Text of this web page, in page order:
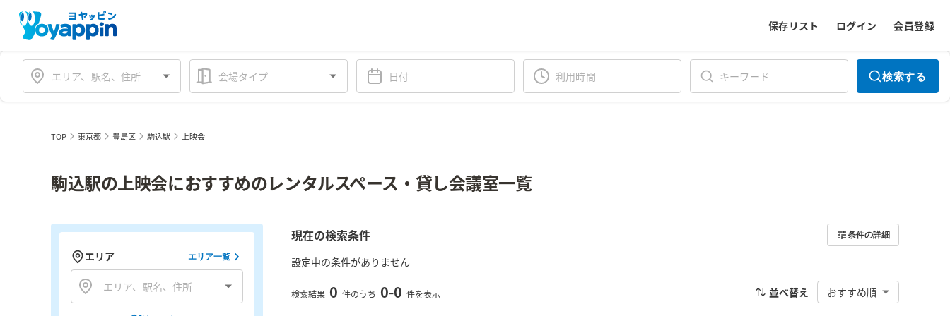
保存リスト ログイン 会員登録
会場タイプ 検索する
TOP 東京都 豊島区 駒込駅 上映会
駒込駅の上映会におすすめのレンタルスペース・貸し会議室一覧
現在の検索条件 条件の詳細
設定中の条件がありません
検索結果 0 件のうち 0-0 件を表示 並べ替え おすすめ順
エリア エリア一覧